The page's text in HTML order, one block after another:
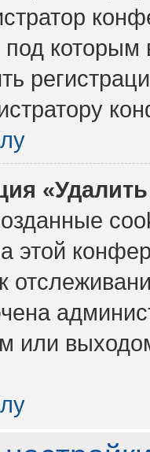
которым
этой
или